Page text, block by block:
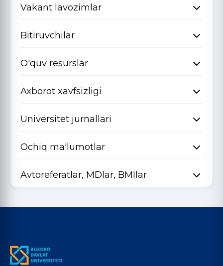
Vakant lavozimlar
Bitiruvchilar
O'quv resurslar
Axborot xavfsizligi
Universitet jurnallari
Ochiq ma'lumotlar
Avtoreferatlar, MDlar, BMIlar